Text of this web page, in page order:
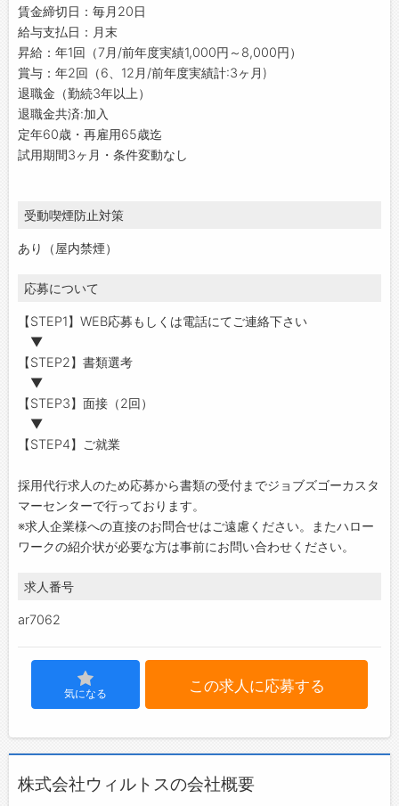
賃金締切日：毎月20日
給与支払日：月末
昇給：年1回（7月/前年度実績1,000円～8,000円）
賞与：年2回（6、12月/前年度実績計:3ヶ月)
退職金（勤続3年以上）
退職金共済:加入
定年60歳・再雇用65歳迄
試用期間3ヶ月・条件変動なし
受動喫煙防止対策
あり（屋内禁煙）
応募について
【STEP1】WEB応募もしくは電話にてご連絡下さい
▼
【STEP2】書類選考
▼
【STEP3】面接（2回）
▼
【STEP4】ご就業
採用代行求人のため応募から書類の受付までジョブズゴーカスタ
マーセンターで行っております。
※求人企業様への直接のお問合せはご遠慮ください。またハロー
ワークの紹介状が必要な方は事前にお問い合わせください。
求人番号
ar7062
気になる この求人に応募する
株式会社ウィルトスの会社概要